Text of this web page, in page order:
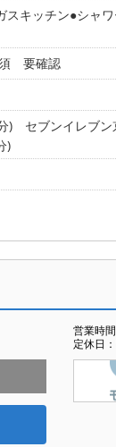
スキッチン シャ
要確認
)
セブンイレブ
)
営業時
定休日